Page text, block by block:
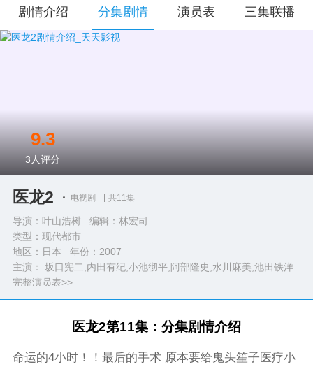
剧情介绍 分集剧情 演员表 三集联播
医龙2 电视剧 共11集
导演：叶山浩树 编辑：林宏司
类型： 现代都市
地区：日本 年份： 2007
主演： 坂口宪二,内田有纪,小池彻平,阿部隆史,水川麻美,池田铁洋
完整演员表>>
9.3
3 人评分
医龙2第11集：分集剧情介绍
命运的4小时！！最后的手术 原本要给鬼头笙子医疗小